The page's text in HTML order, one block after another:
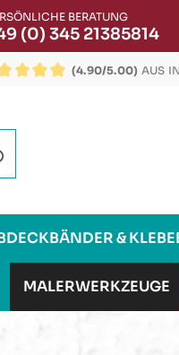
BERATUNG
(0) 345 21385814
(4.90/5.00) AUS
&
MALERWERKZEUGE